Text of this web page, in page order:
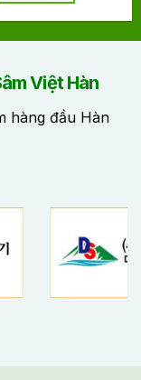
Việt Hàn
hàng đầu Hàn